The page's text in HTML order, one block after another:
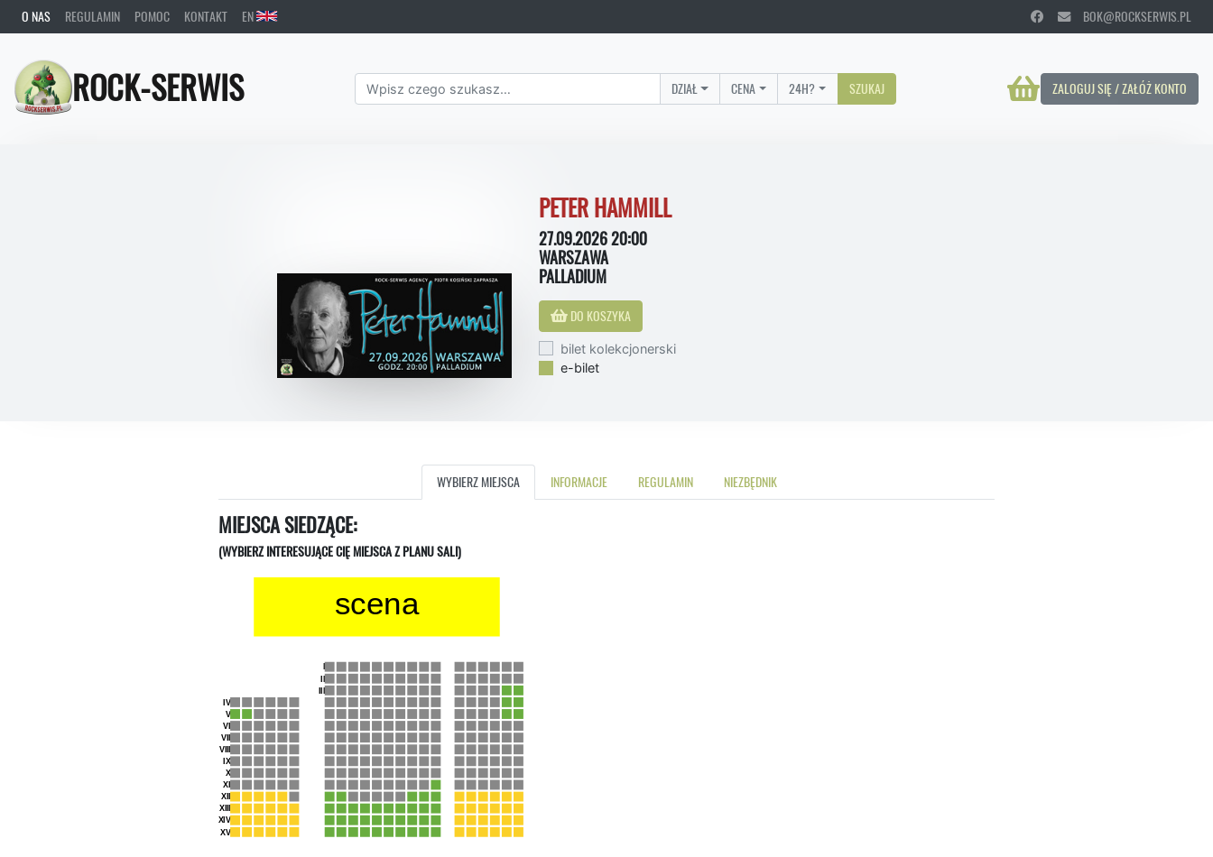
O NAS REGULAMIN POMOC KONTAKT EN BOK@ROCKSERWIS.PL
ROCK-SERWIS ZALOGUJ SIĘ / ZAŁÓŻ KONTO
DZIAŁ CENA 24H? SZUKAJ
PETER HAMMILL
27.09.2026 20:00
WARSZAWA
PALLADIUM
DO KOSZYKA
bilet kolekcjonerski
e-bilet
WYBIERZ MIEJSCA INFORMACJE REGULAMIN NIEZBĘDNIK
MIEJSCA SIEDZĄCE:
(WYBIERZ INTERESUJĄCE CIĘ MIEJSCA Z PLANU SALI)